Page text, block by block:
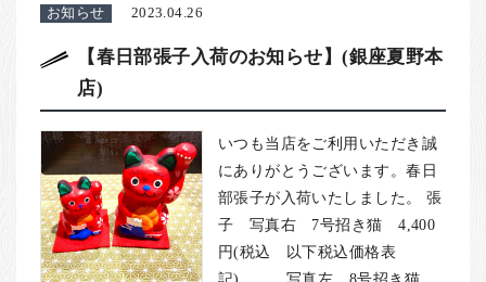
銀座夏野・箸長について
こども和食器 小夏について
ご利用ガイド
法人・飲食店のお客様
お客様の声
店舗紹介
お問い合わせ
お知らせ 2023.04.26
【春日部張子入荷のお知らせ】(銀座夏野本
店)
いつも当店をご利用いただき誠
にありがとうございます。春日
部張子が入荷いたしました。 張
子 写真右 7号招き猫 4,400
円(税込 以下税込価格表